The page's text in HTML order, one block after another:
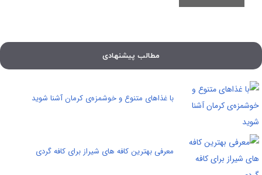
مطالب پیشنهادی
با غذاهای متنوع و خوشمزه‌ی کرمان آشنا شوید
معرفی بهترین کافه های شیراز برای کافه گردی